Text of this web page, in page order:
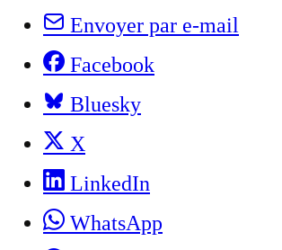
Envoyer par e-mail
Facebook
Bluesky
X
LinkedIn
WhatsApp